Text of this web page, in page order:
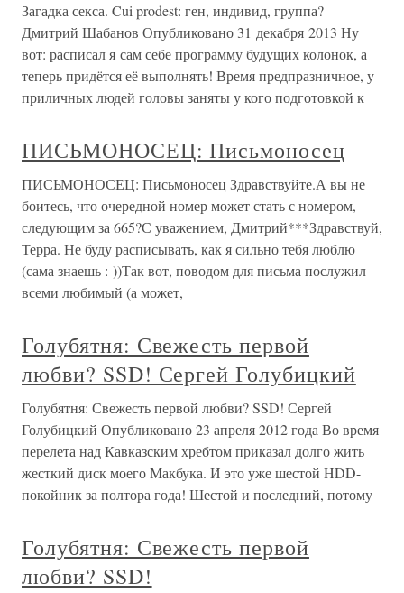
Загадка секса. Cui prodest: ген, индивид, группа?
Дмитрий Шабанов Опубликовано 31 декабря 2013 Ну
вот: расписал я сам себе программу будущих колонок, а
теперь придётся её выполнять! Время предпразничное, у
приличных людей головы заняты у кого подготовкой к
ПИСЬМОНОСЕЦ: Письмоносец
ПИСЬМОНОСЕЦ: Письмоносец Здравствуйте.А вы не
боитесь, что очередной номер может стать с номером,
следующим за 665?С уважением, Дмитрий***Здравствуй,
Терра. Не буду расписывать, как я сильно тебя люблю
(сама знаешь :-))Так вот, поводом для письма послужил
всеми любимый (а может,
Голубятня: Свежесть первой
любви? SSD! Сергей Голубицкий
Голубятня: Свежесть первой любви? SSD! Сергей
Голубицкий Опубликовано 23 апреля 2012 года Во время
перелета над Кавказским хребтом приказал долго жить
жесткий диск моего Макбука. И это уже шестой HDD-
покойник за полтора года! Шестой и последний, потому
Голубятня: Свежесть первой
любви? SSD!